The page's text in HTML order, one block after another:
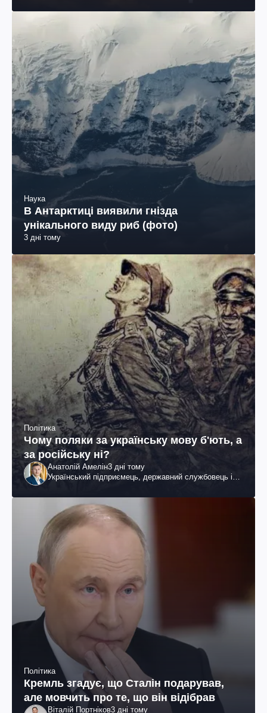
Наука
В Антарктиці виявили гнізда
унікального виду риб (фото)
3 дні тому
Політика
Чому поляки за українську мову б'ють, а
за російську ні?
Анатолій Амелін3 дні тому
Український підприємець, державний службовець і
Політика
Кремль згадує, що Сталін подарував,
але мовчить про те, що він відібрав
Віталій Портніков3 дні тому